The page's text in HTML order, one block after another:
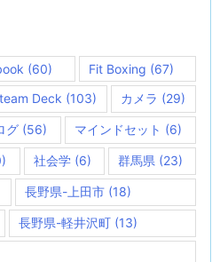
(60) Fit Boxing (67)
Deck (103) カメラ (29)
グ (56) マインドセット (6)
社会学(6) 群馬県 (23)
長野県-上田市(18)
長野県-軽井沢町 (13)